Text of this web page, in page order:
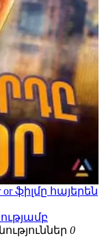
ֆիլմը հայերեն
0